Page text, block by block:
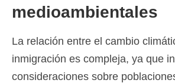
medioambientales
La relación entre el cambio
inmigración es compleja, ya que
consideraciones sobre